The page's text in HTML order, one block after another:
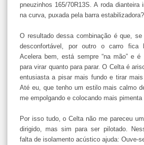
pneuzinhos 165/70R13S. A roda dianteira
na curva, puxada pela barra
O resultado dessa combinação é que,
desconfortável, por outro o carro fica
Acelera bem, está sempre “na mão” e
para virar quanto para parar. O Celta é
entusiasta a pisar mais fundo e tirar mais
Até eu, que tenho um estilo mais calmo
me empolgando e colocando mais pimenta
Por isso tudo, o Celta não me pareceu
dirigido, mas sim para ser pilotado.
falta de isolamento acústico ajuda: Ouve-